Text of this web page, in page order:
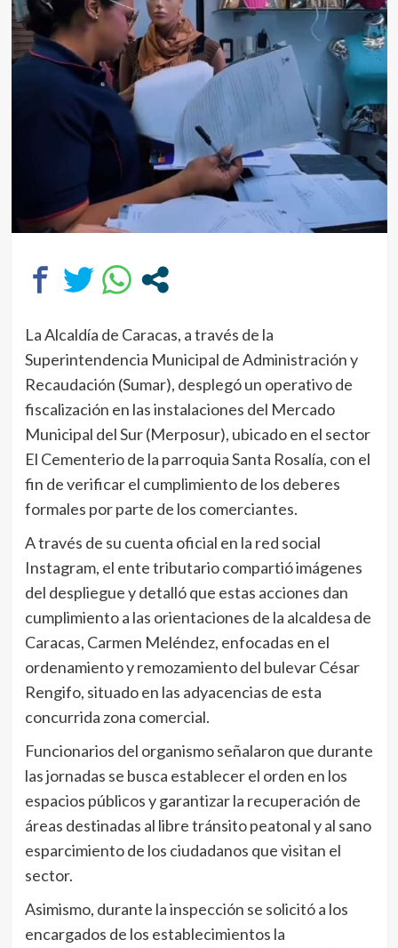
La Alcaldía de Caracas, a través de la
Superintendencia Municipal de Administración y
Recaudación (Sumar), desplegó un operativo de
fiscalización en las instalaciones del Mercado
Municipal del Sur (Merposur), ubicado en el sector
El Cementerio de la parroquia Santa Rosalía, con el
fin de verificar el cumplimiento de los deberes
formales por parte de los comerciantes.
A través de su cuenta oficial en la red social
Instagram, el ente tributario compartió imágenes
del despliegue y detalló que estas acciones dan
cumplimiento a las orientaciones de la alcaldesa de
Caracas, Carmen Meléndez, enfocadas en el
ordenamiento y remozamiento del bulevar César
Rengifo, situado en las adyacencias de esta
concurrida zona comercial.
Funcionarios del organismo señalaron que durante
las jornadas se busca establecer el orden en los
espacios públicos y garantizar la recuperación de
áreas destinadas al libre tránsito peatonal y al sano
esparcimiento de los ciudadanos que visitan el
sector.
Asimismo, durante la inspección se solicitó a los
encargados de los establecimientos la